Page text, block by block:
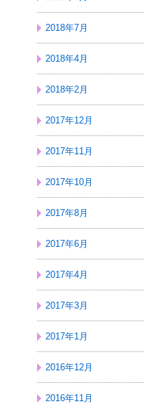
2018年7月
2018年4月
2018年2月
2017年12月
2017年11月
2017年10月
2017年8月
2017年6月
2017年4月
2017年3月
2017年1月
2016年12月
2016年11月